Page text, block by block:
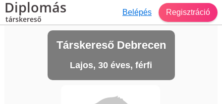
Diplomás
társkereső
Belépés Regisztráció
Társkereső Debrecen
Lajos, 30 éves, férfi